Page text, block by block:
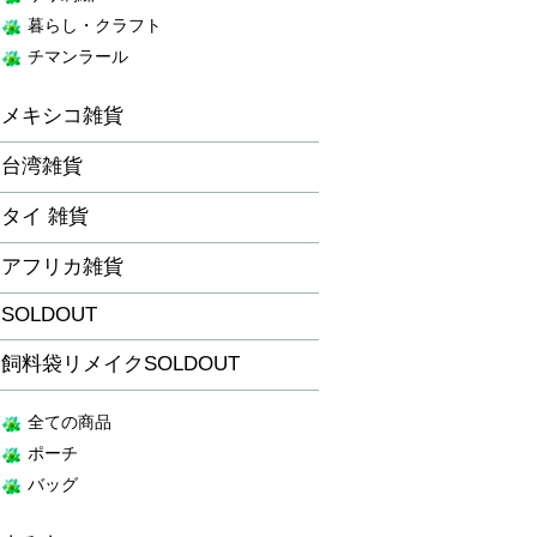
暮らし・クラフト
チマンラール
メキシコ雑貨
台湾雑貨
タイ 雑貨
アフリカ雑貨
SOLDOUT
飼料袋リメイクSOLDOUT
全ての商品
ポーチ
バッグ